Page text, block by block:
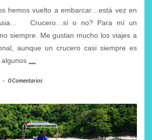
hemos vuelto a embarcar…está vez en
Crucero…sí o no? Para mí un
siempre. Me gustan mucho los viajes a
aunque un crucero casi siempre es
…
- 0 Comentarios